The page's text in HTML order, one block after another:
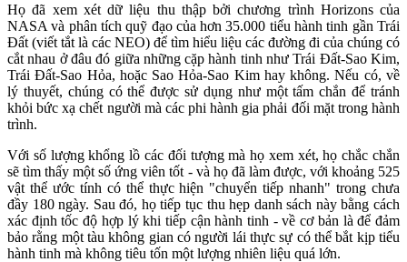
Họ đã xem xét dữ liệu thu thập bởi chương trình Horizons của
NASA và phân tích quỹ đạo của hơn 35.000 tiểu hành tinh gần Trái
Đất (viết tắt là các NEO) để tìm hiểu liệu các đường đi của chúng có
cắt nhau ở đâu đó giữa những cặp hành tinh như Trái Đất-Sao Kim,
Trái Đất-Sao Hỏa, hoặc Sao Hỏa-Sao Kim hay không. Nếu có, về
lý thuyết, chúng có thể được sử dụng như một tấm chắn để tránh
khỏi bức xạ chết người mà các phi hành gia phải đối mặt trong hành
trình.
Với số lượng khổng lồ các đối tượng mà họ xem xét, họ chắc chắn
sẽ tìm thấy một số ứng viên tốt - và họ đã làm được, với khoảng 525
vật thể ước tính có thể thực hiện "chuyển tiếp nhanh" trong chưa
đầy 180 ngày. Sau đó, họ tiếp tục thu hẹp danh sách này bằng cách
xác định tốc độ hợp lý khi tiếp cận hành tinh - về cơ bản là để đảm
bảo rằng một tàu không gian có người lái thực sự có thể bắt kịp tiểu
hành tinh mà không tiêu tốn một lượng nhiên liệu quá lớn.